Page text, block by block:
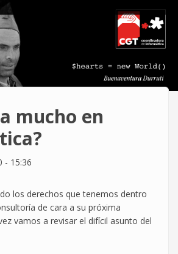
mucho en
- 15:36
los derechos que tenemos dentro
de cara a su próxima
vamos a revisar el difícil asunto del